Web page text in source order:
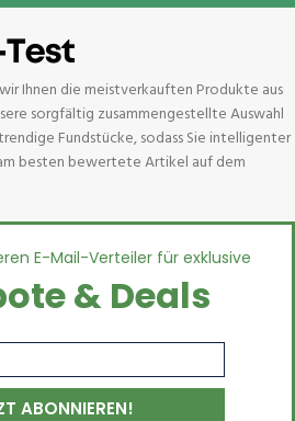
Ihnen die meistverkauften Produkte aus
sorgfältig zusammengestellte Auswahl
Fundstücke, sodass Sie intelligenter
besten bewertete Artikel auf dem
E-Mail-Verteiler für exklusive
& Deals